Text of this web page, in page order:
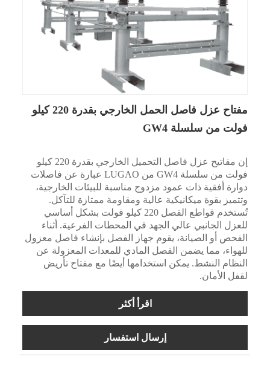
مفتاح عزل فاصل الحمل الخارجي بقدرة 220 كيلو
فولت من سلسلة GW4
إن مفاتيح عزل فاصل التحميل الخارجي بقدرة 220 كيلو
فولت من سلسلة GW4 من LUGAO عبارة عن فاصلات
دوارة أفقية ذات عمود مزدوج مناسبة للبيئات الخارجية،
وتتميز بقوة ميكانيكية عالية ومقاومة ممتازة للتآكل.
تُستخدم قواطع الفصل 220 كيلو فولت بشكل أساسي
للعزل الجانبي عالي الجهد في المحطات الفرعية. أثناء
الفحص أو الصيانة، يقوم جهاز الفصل بإنشاء فاصل معزول
للهواء، مما يضمن الفصل المادي للمعدات المعزولة عن
النظام النشط. يمكن استخدامها أيضًا مع مفتاح تأريض
لقفل الأمان.
اقرأ أكثر
إرسال استفسار